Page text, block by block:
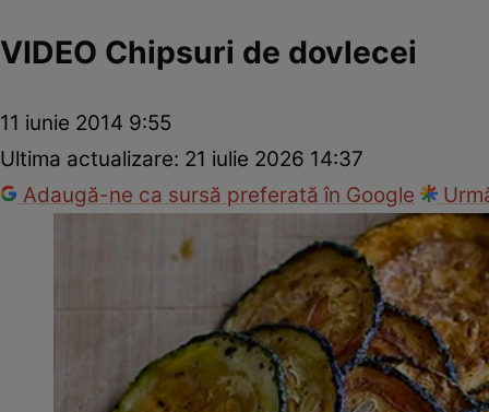
VIDEO Chipsuri de dovlecei
11 iunie 2014 9:55
Ultima actualizare: 21 iulie 2026 14:37
Adaugă-ne ca sursă preferată în Google